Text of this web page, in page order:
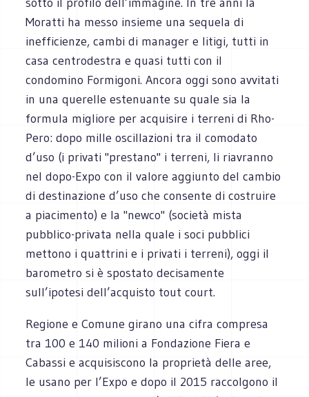
Moratti ha messo insieme una sequela di
inefficienze, cambi di manager e litigi, tutti in
casa centrodestra e quasi tutti con il
condomino Formigoni. Ancora oggi sono avvitati
in una querelle estenuante su quale sia la
formula migliore per acquisire i terreni di Rho-
Pero: dopo mille oscillazioni tra il comodato
d’uso (i privati "prestano" i terreni, li riavranno
nel dopo-Expo con il valore aggiunto del cambio
di destinazione d’uso che consente di costruire
a piacimento) e la "newco" (società mista
pubblico-privata nella quale i soci pubblici
mettono i quattrini e i privati i terreni), oggi il
barometro si è spostato decisamente
sull’ipotesi dell’acquisto tout court.
Regione e Comune girano una cifra compresa
tra 100 e 140 milioni a Fondazione Fiera e
Cabassi e acquisiscono la proprietà delle aree,
le usano per l’Expo e dopo il 2015 raccolgono il